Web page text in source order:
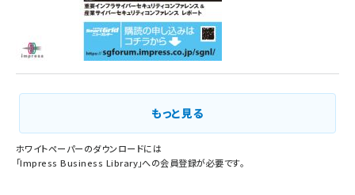
もっと見る
ホワイトペーパーのダウンロードには
「Impress Business Library」への会員登録が必要です。